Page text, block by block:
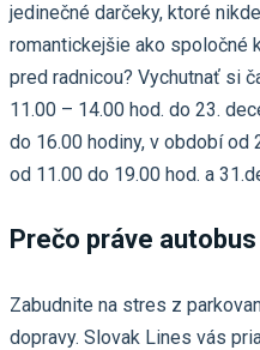
jedinečné darčeky, ktoré
romantickejšie ako spoločné
pred radnicou? Vychutnať si
11.00 – 14.00 hod. do 23.
do 16.00 hodiny, v období od
od 11.00 do 19.00 hod. a
Prečo práve
Zabudnite na stres z
dopravy. Slovak Lines vás